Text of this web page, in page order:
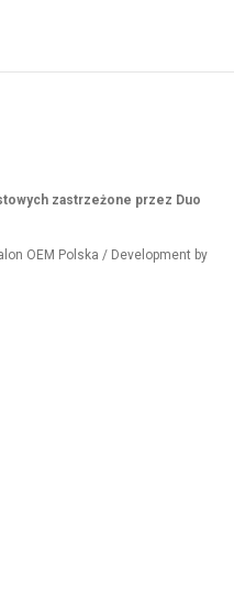
zastrzeżone przez Duo
OEM Polska / Development by